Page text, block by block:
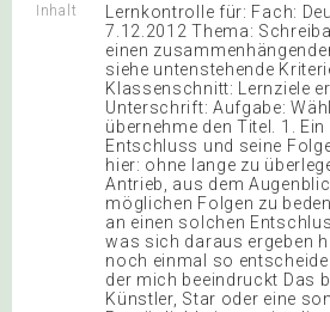
Inhalt
Lernkontrolle für: Fach:
7.12.2012 Thema:
einen
siehe untenstehende
Klassenschnitt: Lernziele
Unterschrift: Aufgabe:
übernehme den Titel. 1.
Entschluss und seine
hier: ohne lange zu
Antrieb, aus dem
möglichen Folgen zu
an einen solchen
was sich daraus ergeben
noch einmal so
der mich beeindruckt Das
Künstler, Star oder eine